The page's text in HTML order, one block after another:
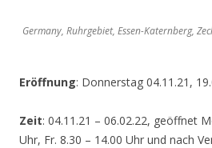
Germany, Ruhrgebiet, Essen-Katernberg,
Eröffnung: Donnerstag 04.11.21,
Zeit: 04.11.21 – 06.02.22, geöffnet
Uhr, Fr. 8.30 – 14.00 Uhr und nach